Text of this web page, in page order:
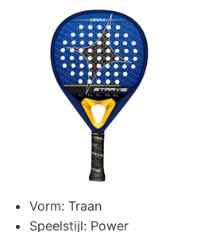
Vorm: Traan
Speelstijl: Power